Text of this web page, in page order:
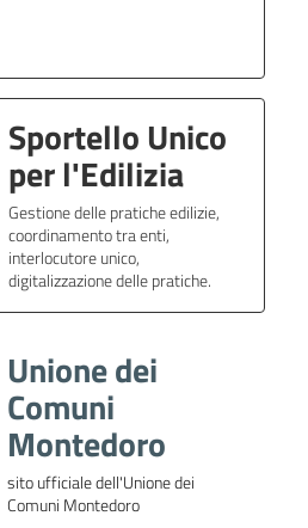
Sportello Unico
per l'Edilizia
Gestione delle pratiche edilizie,
coordinamento tra enti,
interlocutore unico,
digitalizzazione delle pratiche.
Unione dei
Comuni
Montedoro
sito ufficiale dell'Unione dei
Comuni Montedoro